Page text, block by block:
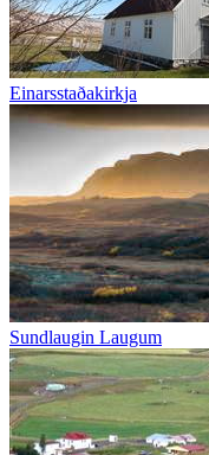
Einarsstaðakirkja
Sundlaugin Laugum